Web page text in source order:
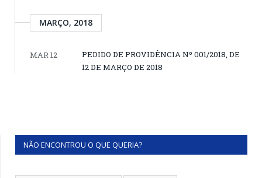
MARÇO, 2018
MAR 12
PEDIDO DE PROVIDÊNCIA Nº 001/2018, DE
12 DE MARÇO DE 2018
NÃO ENCONTROU O QUE QUERIA?